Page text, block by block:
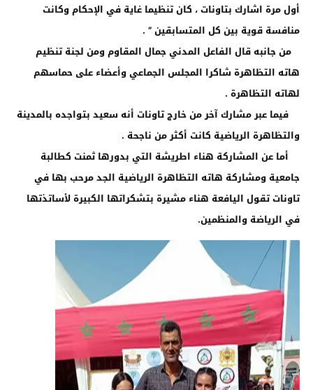
أول مرة اشارك بتاونات ، كان تنظيما غاية في الإحكام وكانت
منافسة قوية بين كل المتسابقين ” .
من جانبه قال الفاعل المدني جمال المقاوم ومن لجنة تنظيم
هاته التظاهرة شاكرا المجلس الجماعي وأعضاء على حماسهم
لهاته التظاهرة .
فيما عبر مشارك آخر من خارج تاونات أنه سعيد بتواجده بالمدينة
والتظاهرة الرياضية كانت أكثر من ناجحة .
أما عن المشاركة هناء اطريشة التي بدورها ثمنت كطالبة
جامعية ومشاركة هاته التظاهرة الرياضية الجد مرحب بها في
تاونات تقول اليافعة هناء مشيرة بتشكراتها الكبيرة لأساتذتها
في الرياضة والمنظمين.